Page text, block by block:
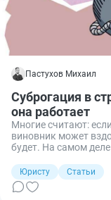
Пастухов Михаил
Суброгация в
она работает
Многие считают:
виновник может
будет. На самом
называется
механизм, в чем его
избежать выплаты.
Юристу
Статьи